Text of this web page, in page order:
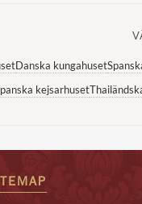
Danska kungahuset
kejsarhuset